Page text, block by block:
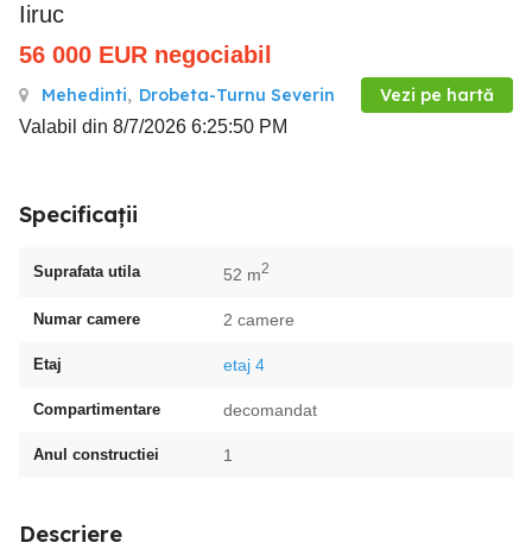
Iiruc
56 000 EUR negociabil
Mehedinti, Drobeta-Turnu Severin Vezi pe hartă
Valabil din 8/7/2026 6:25:50 PM
Specificații
Suprafata utila 52 m2
Numar camere 2 camere
Etaj etaj 4
Compartimentare decomandat
Anul constructiei 1
Descriere